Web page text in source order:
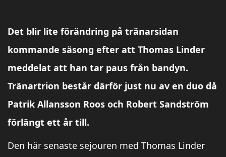
Det blir lite förändring på tränarsidan
kommande säsong efter att Thomas Linder
meddelat att han tar paus från bandyn.
Tränartrion består därför just nu av en duo då
Patrik Allansson Roos och Robert Sandström
förlängt ett år till.
Den här senaste sejouren med Thomas Linder